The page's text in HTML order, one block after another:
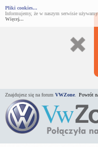
Pliki cookies...
Informujemy, że w naszym serwisie
Więcej...
Znajdujesz się na forum VWZone Powrót